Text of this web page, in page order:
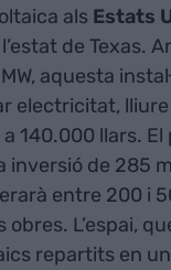
als Estats
de Texas.
aquesta
electricitat, lliure
140.000 llars.
de 285
entre 200 i
L’espai,
repartits en